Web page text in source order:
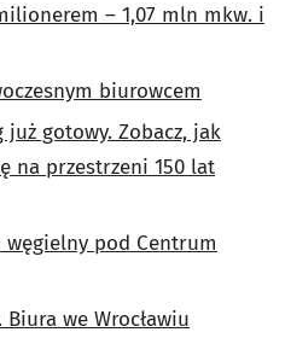
– 1,07 mln mkw. i
biurowcem
już gotowy. Zobacz, jak
na przestrzeni 150 lat
pod Centrum
we Wrocławiu